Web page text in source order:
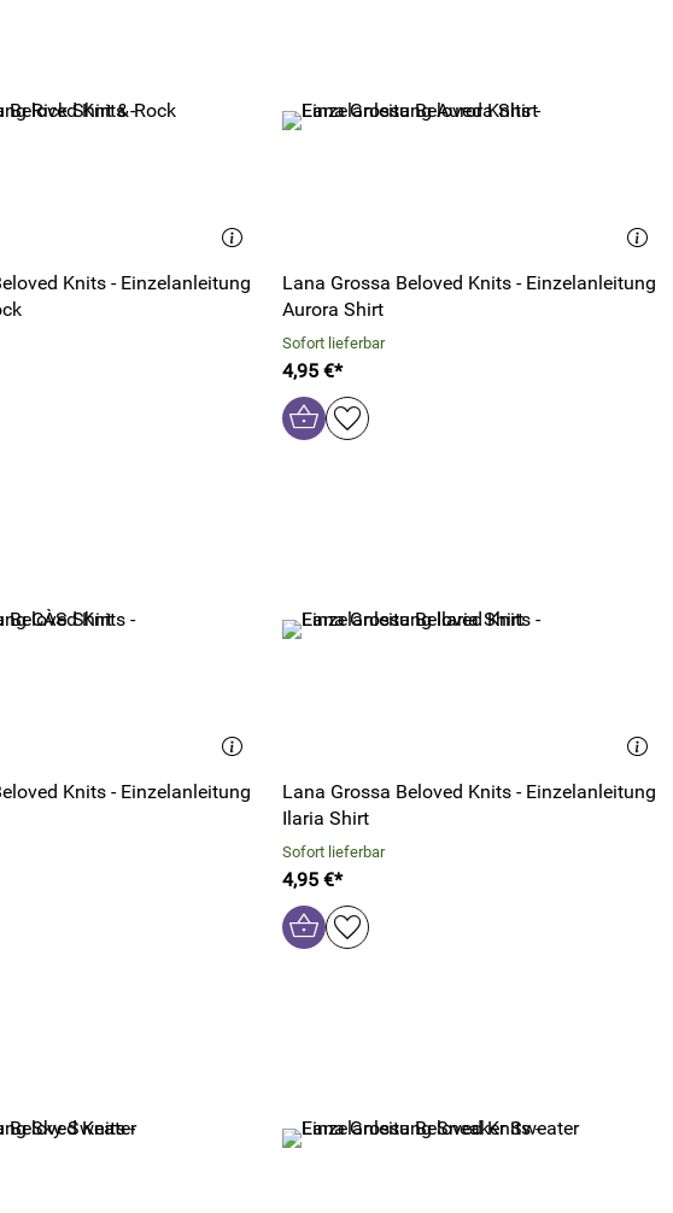
Knits - Einzelanleitung
Lana Grossa Beloved Knits - Einzelanleitung
Aurora Shirt
Sofort lieferbar
4,95 €*
Knits - Einzelanleitung
Lana Grossa Beloved Knits - Einzelanleitung
Ilaria Shirt
Sofort lieferbar
4,95 €*